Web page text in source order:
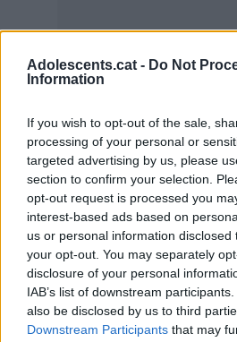
Adolescents.cat - Do Not
Information
If you wish to opt-out of the sale,
processing of your personal or
targeted advertising by us, please
section to confirm your selection.
opt-out request is processed you
interest-based ads based on
us or personal information
your opt-out. You may separately
disclosure of your personal
IAB’s list of downstream
also be disclosed by us to third
Downstream Participants that may